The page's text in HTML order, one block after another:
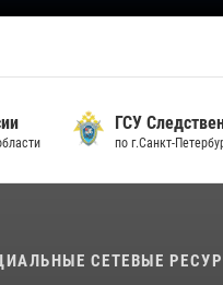
ГСУ
по г.Санкт-
СЕТЕВЫЕ